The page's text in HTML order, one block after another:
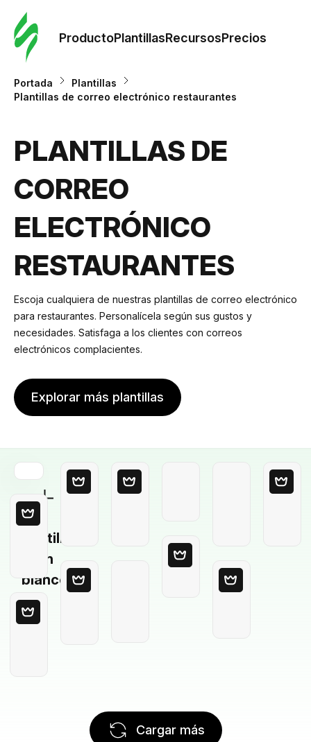
ProductoPlantillasRecursosPrecios
Portada
Plantillas
Plantillas de correo electrónico restaurantes
PLANTILLAS DE
CORREO
ELECTRÓNICO
RESTAURANTES
Escoja cualquiera de nuestras plantillas de correo electrónico
para restaurantes. Personalícela según sus gustos y
necesidades. Satisfaga a los clientes con correos
electrónicos complacientes.
Explorar más plantillas
Plantilla
en
blanco
Cargar más